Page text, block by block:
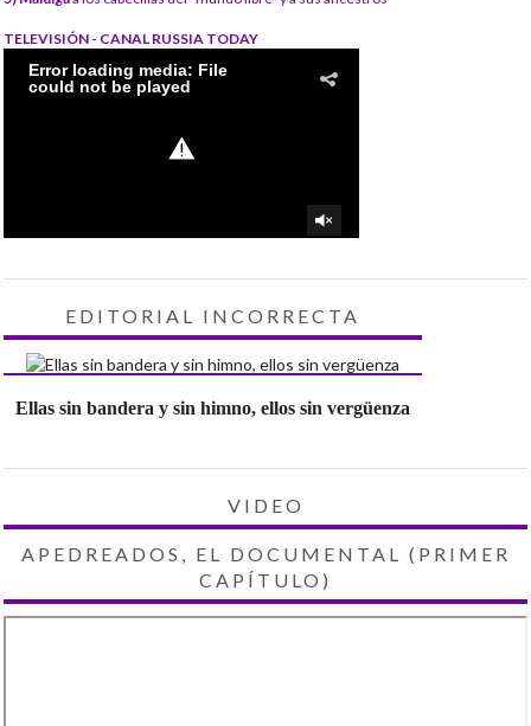
TELEVISIÓN - CANAL RUSSIA TODAY
EDITORIAL INCORRECTA
Ellas sin bandera y sin himno, ellos sin vergüenza
VIDEO
APEDREADOS, EL DOCUMENTAL (PRIMER
CAPÍTULO)